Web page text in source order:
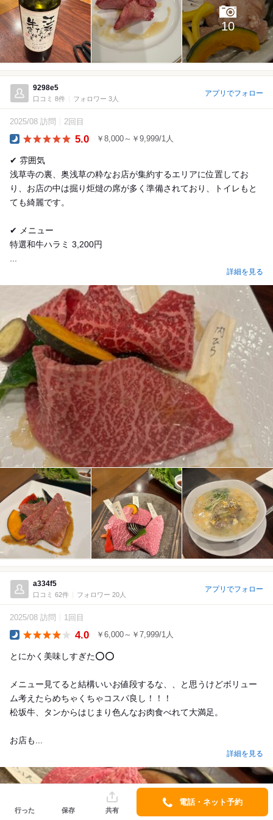
10
9298e5
口コミ 8件 フォロワー 3人
アプリでフォロー
2025/08 訪問 2回目
5.0 ￥8,000～￥9,999/1人
✔︎ 雰囲気
浅草寺の裏、奥浅草の粋なお店が集約するエリアに位置してお
り、お店の中は掘り炬燵の席が多く準備されており、トイレもと
ても綺麗です。
✔︎ メニュー
特選和牛ハラミ 3,200円
...
詳細を見る
a334f5
口コミ 62件 フォロワー 20人
アプリでフォロー
2025/08 訪問 1回目
4.0 ￥6,000～￥7,999/1人
とにかく美味しすぎた⭕️⭕️
メニュー見てると結構いいお値段するな、、と思うけどボリュー
ム考えたらめちゃくちゃコスパ良し！！！
松坂牛、タンからはじまり色んなお肉食べれて大満足。
お店も...
詳細を見る
行った 保存 共有
電話・ネット予約